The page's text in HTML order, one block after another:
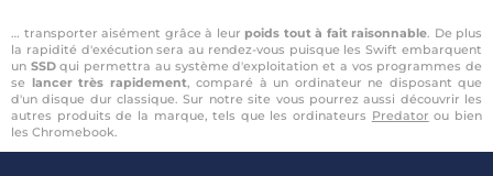
… transporter aisément grâce à leur poids tout à fait raisonnable. De plus
la rapidité d'exécution sera au rendez-vous puisque les Swift embarquent
un SSDqui permettra au système d'exploitation et a vos programmes de
se lancer très rapidement, comparé à un ordinateur ne disposant que
d'un disque dur classique. Sur notre site vous pourrez aussi découvrir les
autres produits de la marque, tels que les ordinateurs Predator ou bien
les Chromebook.